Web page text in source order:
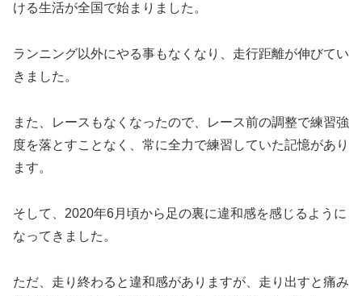
ける生活が全国で始まりました。
ランニング以外にやる事もなくなり、走行距離が伸びてい
きました。
また、レースもなくなったので、レース前の調整で練習強
度を落とすことなく、常に全力で練習していた記憶があり
ます。
そして、2020年6月頃から足の裏に違和感を感じるように
なってきました。
ただ、走り終わると違和感がありますが、走り出すと痛み